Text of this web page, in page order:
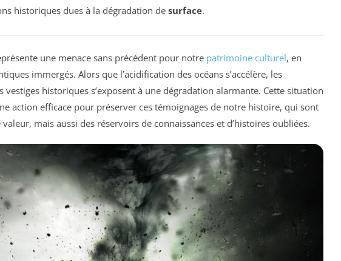
historiques dues à la dégradation de surface.
une menace sans précédent pour notre patrimoine culturel, en
immergés. Alors que l’acidification des océans s’accélère, les
historiques s’exposent à une dégradation alarmante. Cette situation
action efficace pour préserver ces témoignages de notre histoire, qui sont
mais aussi des réservoirs de connaissances et d’histoires oubliées.